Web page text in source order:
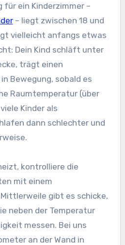
für ein Kinderzimmer –
– liegt zwischen 18 und
vielleicht anfangs etwas
Dein Kind schläft unter
trägt einen
Bewegung, sobald es
Raumtemperatur (über
Kinder als
dann schlechter und
kontrolliere die
mit einem
gibt es schicke,
neben der Temperatur
messen. Bei uns
an der Wand in